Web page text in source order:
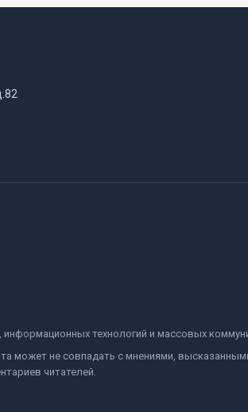
технологий и массовых
может не совпадать с мнениями,
читателей.